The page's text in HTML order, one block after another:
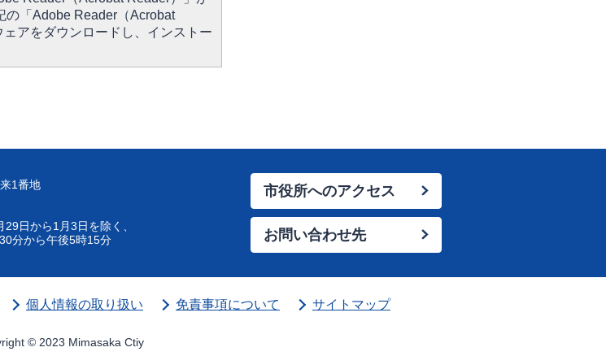
の「Adobe Reader（Acrobat
アをダウンロードし、インストー
1番地
日から1月3日を除く、
分から午後5時15分
市役所へのアクセス
お問い合わせ先
個人情報の取り扱い 免責事項について サイトマップ
© 2023 Mimasaka Ctiy